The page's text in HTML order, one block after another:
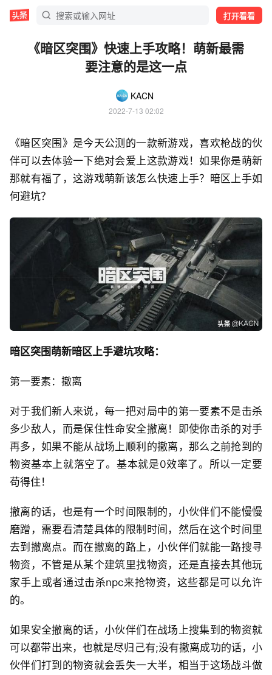
打开看看
《暗区突围》快速上手攻略！萌新最需
要注意的是这一点
KACN
2022-7-13 02:02
《暗区突围》是今天公测的一款新游戏，喜欢枪战的伙
伴可以去体验一下绝对会爱上这款游戏！如果你是萌新
那就有福了，这游戏萌新该怎么快速上手？暗区上手如
何避坑？
暗区突围萌新暗区上手避坑攻略：
第一要素：撤离
对于我们新人来说，每一把对局中的第一要素不是击杀
多少敌人，而是保住性命安全撤离！即使你击杀的对手
再多，如果不能从战场上顺利的撤离，那么之前抢到的
物资基本上就落空了。基本就是0效率了。所以一定要
苟得住！
撤离的话，也是有一个时间限制的，小伙伴们不能慢慢
磨蹭，需要看清楚具体的限制时间，然后在这个时间里
去到撤离点。而在撤离的路上，小伙伴们就能一路搜寻
物资，不管是从某个建筑里找物资，还是直接去其他玩
家手上或者通过击杀npc来抢物资，这些都是可以允许
的。
如果安全撤离的话，小伙伴们在战场上搜集到的物资就
可以都带出来，也就是尽归己有;没有撤离成功的话，小
伙伴们打到的物资就会丢失一大半，相当于这场战斗做